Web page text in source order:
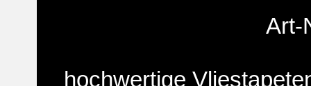
Art-
hochwertige